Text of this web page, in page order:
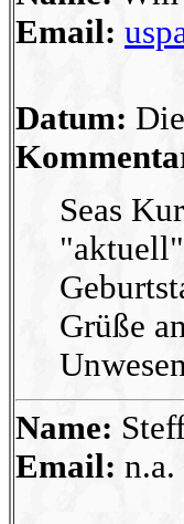
Email:
Datum:
Seas
Grüße
Name:
Email: n.a.